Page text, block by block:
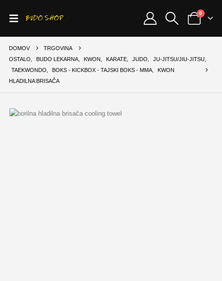
0
DOMOV
TRGOVINA
OSTALO
BUDO LEKARNA, KWON KARATE, JUDO JU-JITSU/JIU-JITSU
TAEKWONDO
BOKS - KICKBOX - TAJSKI BOKS - MMA,
KWON
HLADILNA BRISAČA